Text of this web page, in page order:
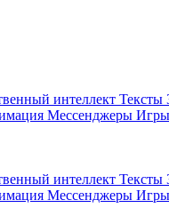
интеллект Тексты
Мессенджеры Игры
интеллект Тексты
Мессенджеры Игры